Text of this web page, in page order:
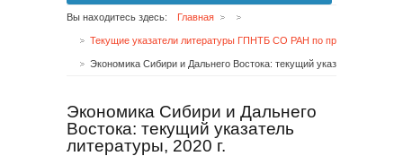
Вы находитесь здесь: Главная
Экономика Сибири и Дальнего
Востока: текущий указатель
литературы, 2020 г.